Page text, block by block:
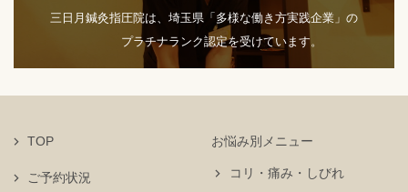
三日月鍼灸指圧院は、埼玉県「多様な働き方実践企業」の
プラチナランク認定を受けています。
TOP
ご予約状況
お悩み別メニュー
コリ・痛み・しびれ